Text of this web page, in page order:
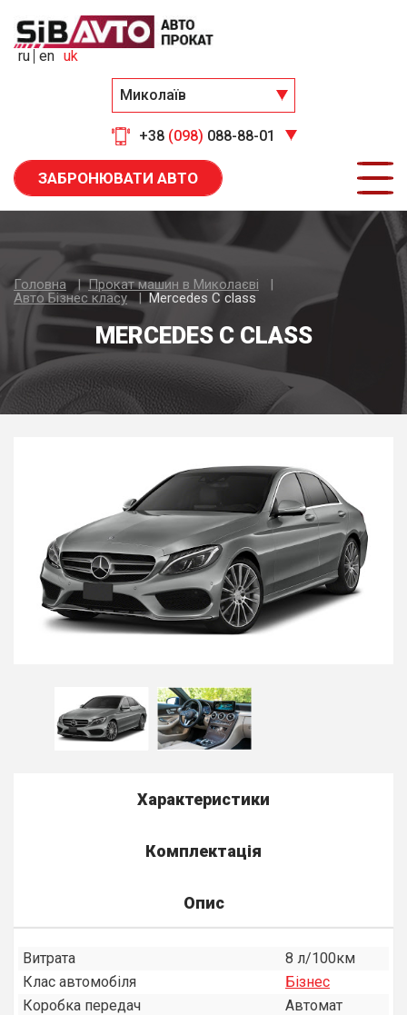
Миколаїв
+38 (098) 088-88-01
ru en uk
ЗАБРОНЮВАТИ АВТО
Головна
Прокат машин в Миколаєві
Авто Бiзнес класу
Mercedes C class
MERCEDES C CLASS
Характеристики
Комплектація
Опис
Витрата
8 л/100км
Клас автомобіля
Бiзнес
Коробка передач
Автомат